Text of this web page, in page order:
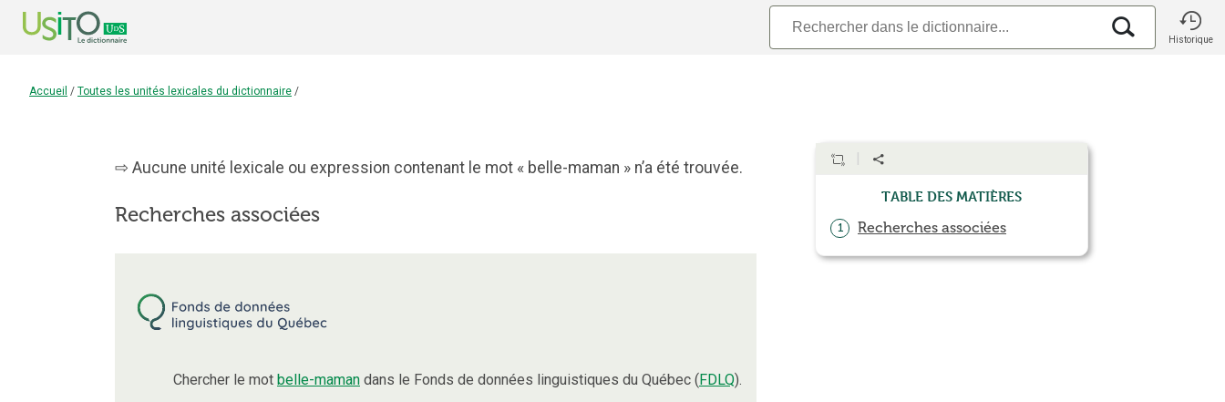
Historique
Accueil / Toutes les unités lexicales du dictionnaire /
Aucune unité lexicale ou expression contenant le mot « belle-maman » n’a été trouvée.
Recherches associées
Chercher le mot belle-maman dans le Fonds de données linguistiques du Québec (FDLQ).
Table des matières
1 Recherches associées